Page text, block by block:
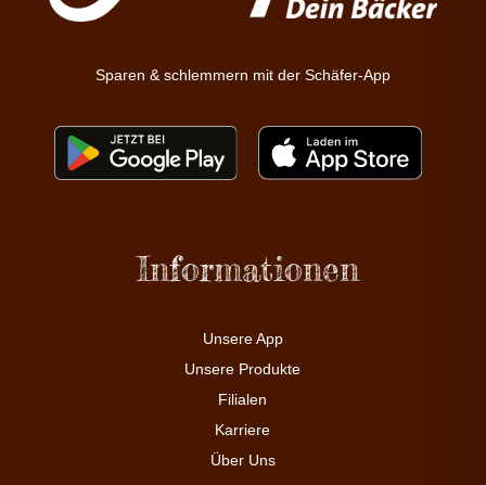
Sparen & schlemmern mit der Schäfer-App
Informationen
Unsere App
Unsere Produkte
Filialen
Karriere
Über Uns